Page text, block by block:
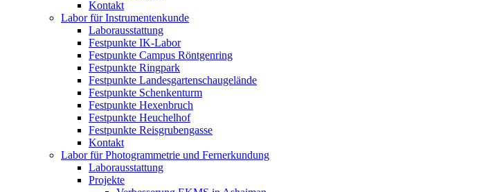
Kontakt
Labor für Instrumentenkunde
Laborausstattung
Festpunkte IK-Labor
Festpunkte Campus Röntgenring
Festpunkte Ringpark
Festpunkte Landesgartenschaugelände
Festpunkte Schenkenturm
Festpunkte Hexenbruch
Festpunkte Heuchelhof
Festpunkte Reisgrubengasse
Kontakt
Labor für Photogrammetrie und Fernerkundung
Laborausstattung
Projekte